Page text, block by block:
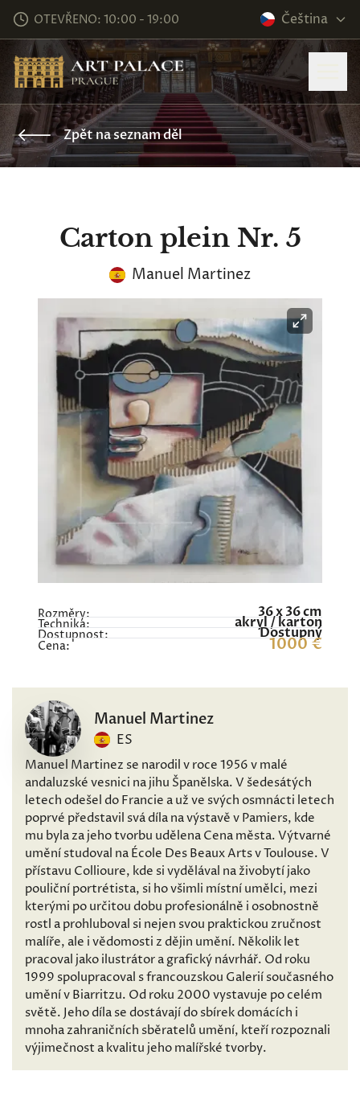
OTEVŘENO: 10:00 - 19:00 Čeština
Zpět na seznam děl
Carton plein Nr. 5
Manuel Martinez
Rozměry: 36 x 36 cm
Technika: akryl / karton
Dostupnost: Dostupný
Cena: 1000 €
Manuel Martinez
ES
Manuel Martinez se narodil v roce 1956 v malé
andaluzské vesnici na jihu Španělska. V šedesátých
letech odešel do Francie a už ve svých osmnácti letech
poprvé představil svá díla na výstavě v Pamiers, kde
mu byla za jeho tvorbu udělena Cena města. Výtvarné
umění studoval na École Des Beaux Arts v Toulouse. V
přístavu Collioure, kde si vydělával na živobytí jako
pouliční portrétista, si ho všimli místní umělci, mezi
kterými po určitou dobu profesionálně i osobnostně
rostl a prohluboval si nejen svou praktickou zručnost
malíře, ale i vědomosti z dějin umění. Několik let
pracoval jako ilustrátor a grafický návrhář. Od roku
1999 spolupracoval s francouzskou Galerií současného
umění v Biarritzu. Od roku 2000 vystavuje po celém
světě. Jeho díla se dostávají do sbírek domácích i
mnoha zahraničních sběratelů umění, kteří rozpoznali
výjimečnost a kvalitu jeho malířské tvorby.